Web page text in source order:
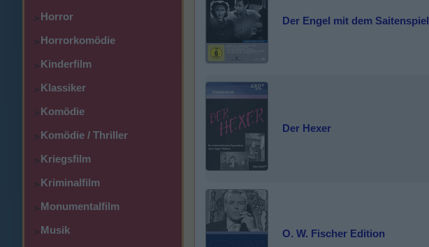
>Horror
>Horrorkomödie
>Kinderfilm
>Klassiker
>Komödie
>Komödie / Thriller
>Kriegsfilm
>Kriminalfilm
>Monumentalfilm
>Musik
Der Engel mit dem Saitenspiel
Der Hexer
O. W. Fischer Edition